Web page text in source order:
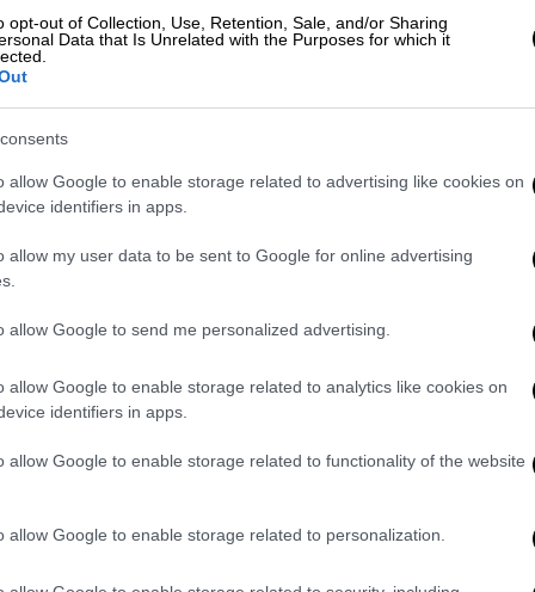
opt-out of Collection, Use, Retention, Sale, and/or Sharing
Data that Is Unrelated with the Purposes for which it
allow Google to enable storage related to advertising like cookies on
identifiers in apps.
allow my user data to be sent to Google for online advertising
allow Google to send me personalized advertising.
allow Google to enable storage related to analytics like cookies on
identifiers in apps.
allow Google to enable storage related to functionality of the website
allow Google to enable storage related to personalization.
κοινότητα ρομποτικής
Σομαλακίδη για τον πρωταγωνιστικό
Ελλάδα γίνονται άλματα σε αυτόν τον
Ευρώπη. Η ρομποτική βρίσκει παντού